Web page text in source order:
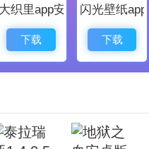
以及舞蹈表演，让自己赢
则：
通过养成主播的方式来赚
版
大织里app安卓版
下载
闪光壁纸
下载